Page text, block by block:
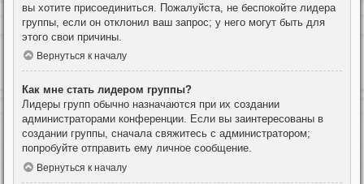
вы хотите присоединиться. Пожалуйста, не беспокойте лидера
группы, если он отклонил ваш запрос; у него могут быть для
этого свои причины.
Вернуться к началу
Как мне стать лидером группы?
Лидеры групп обычно назначаются при их создании
администраторами конференции. Если вы заинтересованы в
создании группы, сначала свяжитесь с администратором;
попробуйте отправить ему личное сообщение.
Вернуться к началу